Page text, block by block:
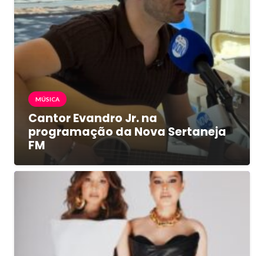
MÚSICA
Cantor Evandro Jr. na
programação da Nova Sertaneja
FM